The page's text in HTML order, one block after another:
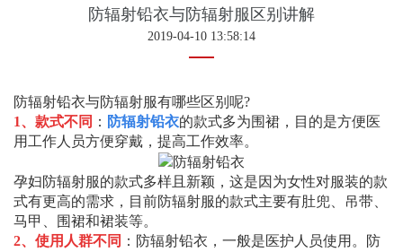
防辐射铅衣与防辐射服区别讲解
2019-04-10 13:58:14
防辐射铅衣与防辐射服有哪些区别呢?
1、款式不同 ： 防辐射铅衣的款式多为围裙，目的是方便医
用工作人员方便穿戴，提高工作效率。
孕妇防辐射服的款式多样且新颖，这是因为女性对服装的款
式有更高的需求，目前防辐射服的款式主要有肚兜、吊带、
马甲、围裙和裙装等。
2、使用人群不同 ：防辐射铅衣，一般是医护人员使用。防